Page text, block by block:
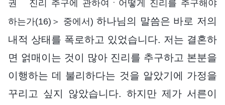
권 진리 추구에 관하여ㆍ어떻게 진리를 추구해야
하는가(16)＞ 중에서) 하나님의 말씀은 바로 저의
내적 상태를 폭로하고 있었습니다. 저는 결혼하
면 얽매이는 것이 많아 진리를 추구하고 본분을
이행하는 데 불리하다는 것을 알았기에 가정을
꾸리고 싶지 않았습니다. 하지만 제가 서른이